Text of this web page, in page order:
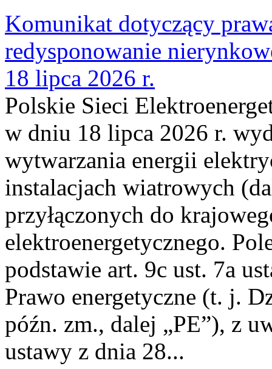
Komunikat dotyczący
redysponowanie
18 lipca 2026 r.
Polskie Sieci
w dniu 18 lipca 2026 r.
wytwarzania energii
instalacjach wiatrowych
przyłączonych do
elektroenergetycznego.
podstawie art. 9c ust. 7a
Prawo energetyczne (t. j.
późn. zm., dalej „PE”), z
ustawy z dnia 28...